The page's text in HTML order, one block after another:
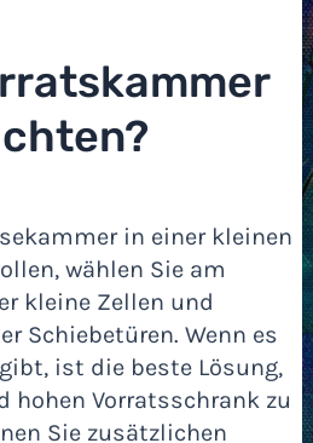
in einer kleinen
wählen Sie am
kleine Zellen und
Schiebetüren. Wenn es
ist die beste Lösung,
hohen Vorratsschrank zu
Sie zusätzlichen